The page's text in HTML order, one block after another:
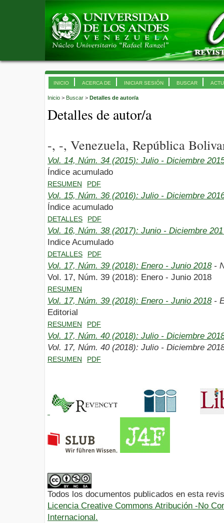
INICIO ACERCA DE INICIAR SESIÓN BUSCAR
Inicio > Buscar > Detalles de autor/a
Detalles de autor/a
-, -, Venezuela, República
Vol. 14, Núm. 34 (2015): Julio - Diciembre
Índice acumulado
RESUMEN PDF
Vol. 15, Núm. 36 (2016): Julio - Diciembre
Índice acumulado
DETALLES PDF
Vol. 16, Núm. 38 (2017): Junio - Diciembre
Indice Acumulado
DETALLES PDF
Vol. 17, Núm. 39 (2018): Enero - Junio 2018-
Vol. 17, Núm. 39 (2018): Enero - Junio 2018
RESUMEN
Vol. 17, Núm. 39 (2018): Enero - Junio 2018-
Editorial
RESUMEN PDF
Vol. 17, Núm. 40 (2018): Julio - Diciembre
Vol. 17, Núm. 40 (2018): Julio - Diciembre
RESUMEN PDF
Todos los documentos publicados en esta
Licencia Creative Commons Atribución -No
Internacional.